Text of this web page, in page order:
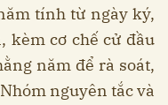
tính từ ngày ký,
kèm cơ chế cử đầu
năm để rà soát,
nguyên tắc và